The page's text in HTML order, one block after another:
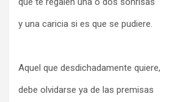
y una caricia si es que se pudiere.
Aquel que desdichadamente quiere,
debe olvidarse ya de las premisas